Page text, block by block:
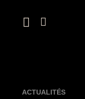
ACTUALITÉS